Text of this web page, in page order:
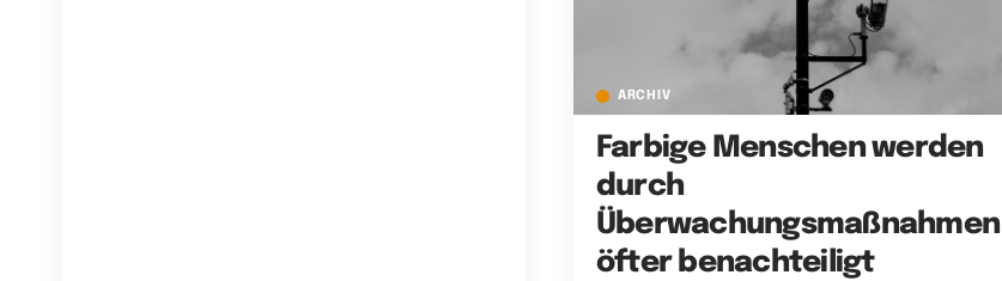
ARCHIV
Farbige Menschen werden
durch
Überwachungsmaßnahmen
öfter benachteiligt